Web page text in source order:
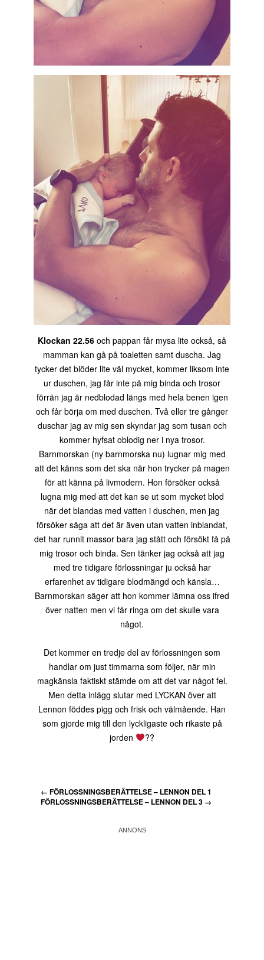
Klockan 22.56 och pappan får mysa lite också, så
mamman kan gå på toaletten samt duscha. Jag
tycker det blöder lite väl mycket, kommer liksom inte
ur duschen, jag får inte på mig binda och trosor
förrän jag är nedblodad längs med hela benen igen
och får börja om med duschen. Två eller tre gånger
duschar jag av mig sen skyndar jag som tusan och
kommer hyfsat oblodig ner i nya trosor.
Barnmorskan (ny barnmorska nu) lugnar mig med
att det känns som det ska när hon trycker på magen
för att känna på livmodern. Hon försöker också
lugna mig med att det kan se ut som mycket blod
när det blandas med vatten i duschen, men jag
försöker säga att det är även utan vatten inblandat,
det har runnit massor bara jag stått och försökt få på
mig trosor och binda. Sen tänker jag också att jag
med tre tidigare förlossningar ju också har
erfarenhet av tidigare blodmängd och känsla…
Barnmorskan säger att hon kommer lämna oss ifred
över natten men vi får ringa om det skulle vara
något.
Det kommer en tredje del av förlossningen som
handlar om just timmarna som följer, när min
magkänsla faktiskt stämde om att det var något fel.
Men detta inlägg slutar med LYCKAN över att
Lennon föddes pigg och frisk och välmående. Han
som gjorde mig till den lyckligaste och rikaste på
jorden
??
← FÖRLOSSNINGSBERÄTTELSE – LENNON DEL 1
FÖRLOSSNINGSBERÄTTELSE – LENNON DEL 3 →